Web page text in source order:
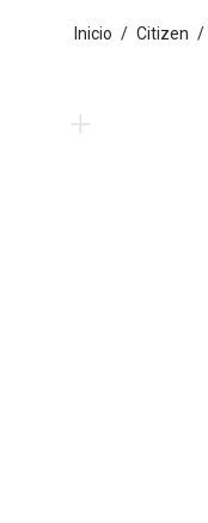
Inicio / Citizen /